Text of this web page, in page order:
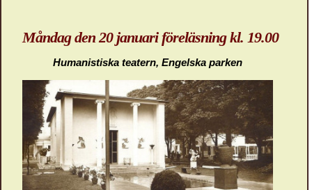
Måndag den 20 januari föreläsning kl. 19.00
Humanistiska teatern, Engelska parken